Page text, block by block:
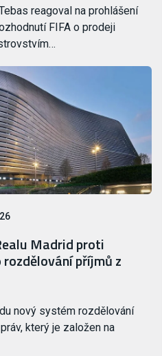
reagoval na prohlášení
FIFA o prodeji
Madrid proti
příjmů z
nový systém rozdělování
který je založen na